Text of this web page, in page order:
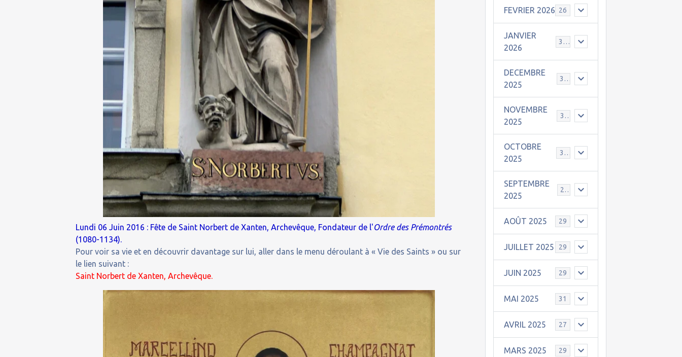
Lundi 06 Juin 2016 : Fête de Saint Norbert de Xanten, Archevêque, Fondateur de l'Ordre des Prémontrés
(1080-1134).
Pour voir sa vie et en découvrir davantage sur lui, aller dans le menu déroulant à « Vie des Saints » ou sur
le lien suivant :
Saint Norbert de Xanten, Archevêque.
FEVRIER 2026 26
JANVIER
2026
31
DECEMBRE
2025
30
NOVEMBRE
2025
30
OCTOBRE
2025
31
SEPTEMBRE
2025
25
AOÛT 2025 29
JUILLET 2025 29
JUIN 2025 29
MAI 2025 31
AVRIL 2025 27
MARS 2025 29